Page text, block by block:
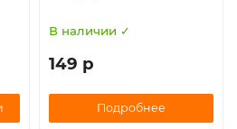
В наличии ✓
149 р
Подробнее